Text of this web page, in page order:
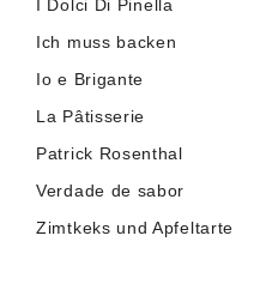
I Dolci Di Pinella
Ich muss backen
Io e Brigante
La Pâtisserie
Patrick Rosenthal
Verdade de sabor
Zimtkeks und Apfeltarte